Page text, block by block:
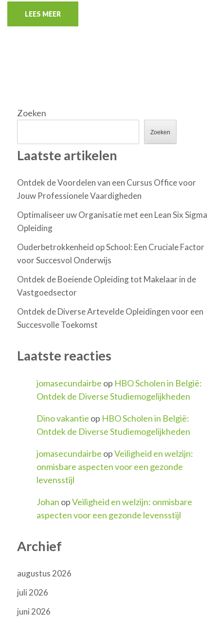
LEES MEER
Zoeken
Zoeken
Laatste artikelen
Ontdek de Voordelen van een Cursus Office voor
Jouw Professionele Vaardigheden
Optimaliseer uw Organisatie met een Lean Six Sigma
Opleiding
Ouderbetrokkenheid op School: Een Cruciale Factor
voor Succesvol Onderwijs
Ontdek de Boeiende Opleiding tot Makelaar in de
Vastgoedsector
Ontdek de Diverse Artevelde Opleidingen voor een
Succesvolle Toekomst
Laatste reacties
jomasecundairbe op HBO Scholen in België:
Ontdek de Diverse Studiemogelijkheden
Dino vakantie op HBO Scholen in België:
Ontdek de Diverse Studiemogelijkheden
jomasecundairbe opVeiligheid en welzijn:
onmisbare aspecten voor een gezonde
levensstijl
Johan opVeiligheid en welzijn: onmisbare
aspecten voor een gezonde levensstijl
Archief
augustus 2026
juli 2026
juni 2026